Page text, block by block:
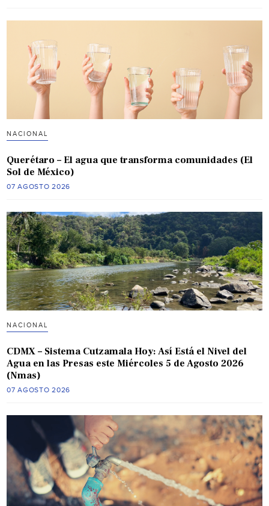
NACIONAL
Querétaro – El agua que transforma comunidades (El
Sol de México)
07 AGOSTO 2026
NACIONAL
CDMX – Sistema Cutzamala Hoy: Así Está el Nivel del
Agua en las Presas este Miércoles 5 de Agosto 2026
(Nmas)
07 AGOSTO 2026